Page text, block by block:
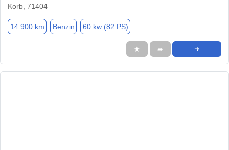
Korb, 71404
14.900 km Benzin 60 kw (82 PS)
★ ➦ ➜